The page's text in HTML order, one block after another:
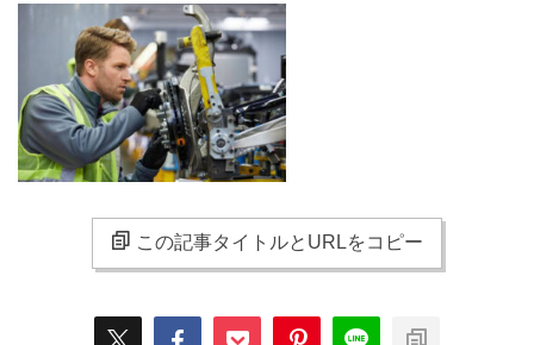
この記事タイトルとURLをコピー